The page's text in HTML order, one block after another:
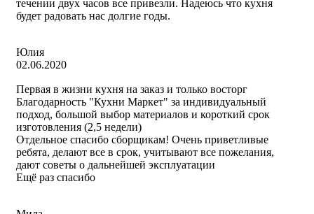
течении двух часов все привезли. Надеюсь что кухня
будет радовать нас долгие годы.
Юлия
02.06.2020
Первая в жизни кухня на заказ и только восторг
Благодарность "Кухни Маркет" за индивидуальный
подход, большой выбор материалов и короткий срок
изготовления (2,5 недели)
Отдельное спасибо сборщикам! Очень приветливые
ребята, делают все в срок, учитывают все пожелания,
дают советы о дальнейшей эксплуатации
Ещё раз спасибо